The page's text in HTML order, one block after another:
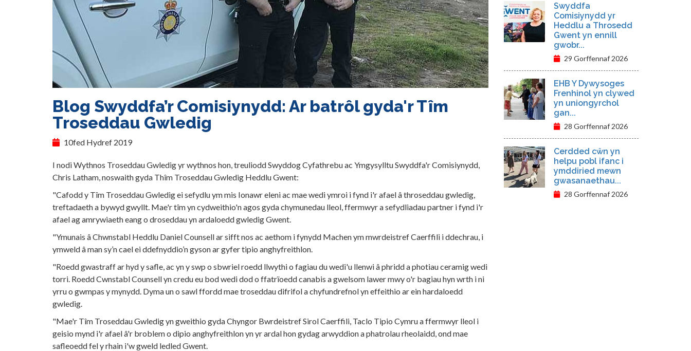
Blog Swyddfa’r Comisiynydd: Ar batrôl gyda'r Tîm
Troseddau Gwledig
10fed Hydref 2019
I nodi Wythnos Troseddau Gwledig yr wythnos hon, treuliodd Swyddog Cyfathrebu ac Ymgysylltu Swyddfa'r Comisiynydd,
Chris Latham, noswaith gyda Thîm Troseddau Gwledig Heddlu Gwent:
"Cafodd y Tîm Troseddau Gwledig ei sefydlu ym mis Ionawr eleni ac mae wedi ymroi i fynd i'r afael â throseddau gwledig,
treftadaeth a bywyd gwyllt. Mae'r tîm yn cydweithio'n agos gyda chymunedau lleol, ffermwyr a sefydliadau partner i fynd i'r
afael ag amrywiaeth eang o droseddau yn ardaloedd gwledig Gwent.
"Ymunais â Chwnstabl Heddlu Daniel Counsell ar sifft nos ac aethom i fynydd Machen ym mwrdeistref Caerffili i ddechrau, i
ymweld â man sy’n cael ei ddefnyddio’n gyson ar gyfer tipio anghyfreithlon.
"Roedd gwastraff ar hyd y safle, ac yn y swp o sbwriel roedd llwythi o fagiau du wedi'u llenwi â phridd a photiau ceramig wedi
torri. Roedd Cwnstabl Counsell yn credu eu bod wedi dod o ffatrïoedd canabis a gwelsom lawer mwy o'r bagiau hyn wrth i ni
yrru o gwmpas y mynydd. Dyma un o sawl ffordd mae troseddau difrifol a chyfundrefnol yn effeithio ar ein hardaloedd
gwledig.
"Mae'r Tîm Troseddau Gwledig yn gweithio gyda Chyngor Bwrdeistref Sirol Caerffili, Taclo Tipio Cymru a ffermwyr lleol i
geisio mynd i'r afael â'r broblem o dipio anghyfreithlon yn yr ardal hon gydag arwyddion a phatrolau rheolaidd, ond mae
safleoedd fel y rhain i'w gweld ledled Gwent.
Swyddfa
Comisiynydd yr
Heddlu a Throsedd
Gwent yn ennill
gwobr...
29 Gorffennaf 2026
EHB Y Dywysoges
Frenhinol yn clywed
yn uniongyrchol
gan...
28 Gorffennaf 2026
Cerdded cŵn yn
helpu pobl ifanc i
ymddiried mewn
gwasanaethau...
28 Gorffennaf 2026